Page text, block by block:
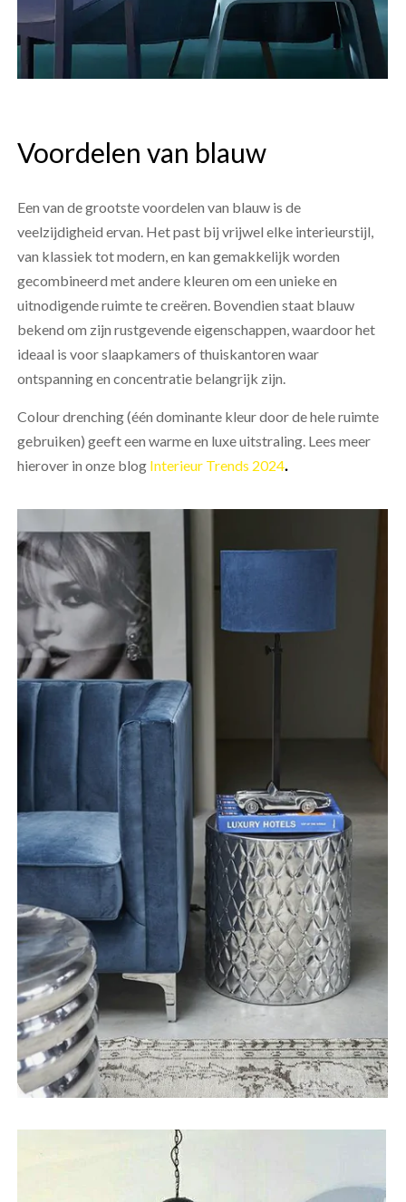
Voordelen van blauw
Een van de grootste voordelen van blauw is de
veelzijdigheid ervan. Het past bij vrijwel elke interieurstijl,
van klassiek tot modern, en kan gemakkelijk worden
gecombineerd met andere kleuren om een ​​unieke en
uitnodigende ruimte te creëren. Bovendien staat blauw
bekend om zijn rustgevende eigenschappen, waardoor het
ideaal is voor slaapkamers of thuiskantoren waar
ontspanning en concentratie belangrijk zijn.
Colour drenching (één dominante kleur door de hele ruimte
gebruiken) geeft een warme en luxe uitstraling. Lees meer
hierover in onze blog Interieur Trends 2024.